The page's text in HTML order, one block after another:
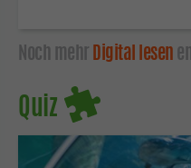
Noch mehr Digital lesen
Quiz